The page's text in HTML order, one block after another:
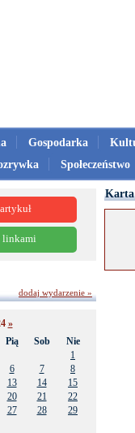
Gospodarka
Społeczeństwo
Karta
linkami
»
Pią Sob
Nie
1
6 7
8
13 14
15
20 21
22
27 28
29
dodaj wydarzenie »